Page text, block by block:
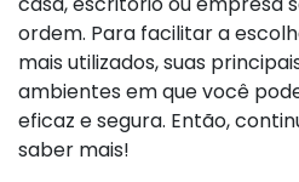
ordem. Para facilitar a
mais utilizados, suas
ambientes em que você
eficaz e segura. Então,
saber mais!